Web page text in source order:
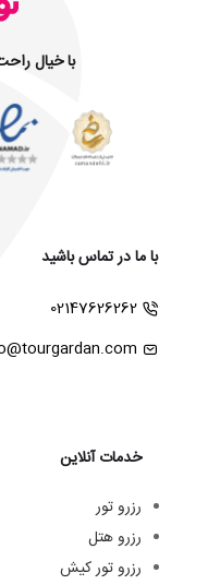
با خیال
با ما در تماس باشید
02147626262
خدمات آنلاین
رزرو تور
رزرو هتل
رزرو تور کیش